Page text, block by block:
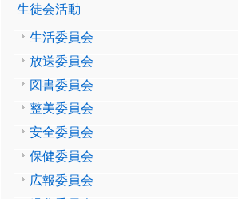
生徒会活動
生活委員会
放送委員会
図書委員会
整美委員会
安全委員会
保健委員会
広報委員会